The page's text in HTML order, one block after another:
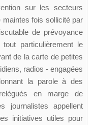
sur les secteurs
maintes fois sollicité par
de prévoyance
particulièrement le
de la carte de petites
radios - engagées
la parole à des
en marge de
journalistes appellent
initiatives utiles pour